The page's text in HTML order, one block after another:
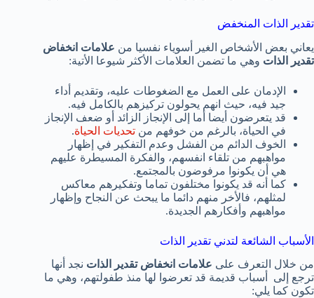
تقدير الذات المنخفض
يعاني بعض الأشخاص الغير أسوياء نفسيا من علامات انخفاض
تقدير الذات وهي ما تضمن العلامات الأكثر شيوعا الأتية:
الإدمان على العمل مع الضغوطات عليه، وتقديم أداء
جيد فيه، حيث انهم يحولون تركيزهم بالكامل فيه.
قد يتعرضون أيضا أما إلى الإنجاز الزائد أو ضعف الإنجاز
في الحياة، بالرغم من خوفهم من تحديات الحياة.
الخوف الدائم من الفشل وعدم التفكير في إظهار
مواهبهم من تلقاء انفسهم، والفكرة المسيطرة عليهم
هي أن يكونوا مرفوضون بالمجتمع.
كما أنه قد يكونوا مختلفون تماما وتفكيرهم معاكس
لمثلهم، فالأخر منهم دائما ما يبحث عن النجاح وإظهار
مواهبهم وأفكارهم الجديدة.
الأسباب الشائعة لتدني تقدير الذات
من خلال التعرف على علامات انخفاض تقدير الذات نجد أنها
ترجع إلى أسباب قديمة قد تعرضوا لها منذ طفولتهم، وهي ما
تكون كما يلي: